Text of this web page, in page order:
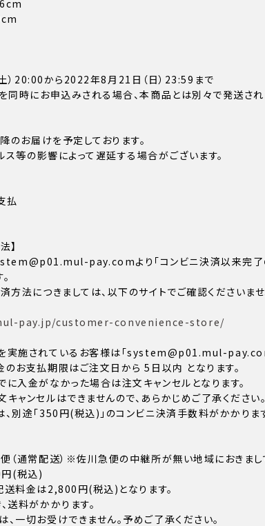
）20:00から2022年8月21日（日）23:59まで
同時にお申込みされる場合、本商品とは別々で発送され
お届けを予定しております。
等の影響によって遅延する場合がございます。
払
】
pay.comより「コンビニ決済以来完了
方法につきましては、以下のサイトでご確認くださいませ
pay.jp/customer-convenience-store/
実施されているお客様は「system@p01.mul-pay.com
お支払期限はご注文日から 5日以内 となります。
入金がなかった場合は注文キャンセルとなります。
ャンセルはできませんので、あらかじめご了承ください。
別途「350円(税込)」のコンビニ決済手数料がかかりま
（通常配送）※佐川急便の中継所が無い地域におきまし
円(税込)
料金は2,800円(税込)となります。
送料がかかります。
一切お受けできません。予めご了承ください。